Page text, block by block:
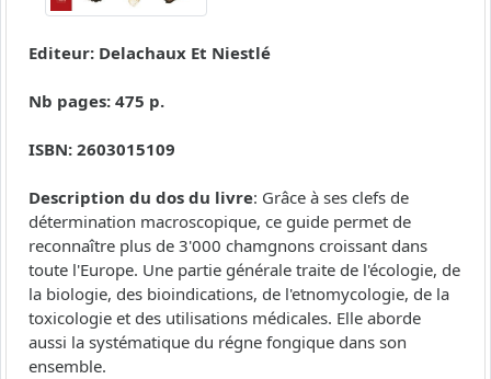
Editeur: Delachaux Et Niestlé
Nb pages: 475 p.
ISBN: 2603015109
Description du dos du livre: Grâce à ses clefs de
détermination macroscopique, ce guide permet de
reconnaître plus de 3'000 chamgnons croissant dans
toute l'Europe. Une partie générale traite de l'écologie, de
la biologie, des bioindications, de l'etnomycologie, de la
toxicologie et des utilisations médicales. Elle aborde
aussi la systématique du régne fongique dans son
ensemble.